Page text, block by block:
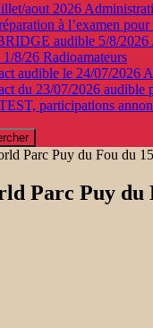
aout 2026
à l’examen pour
audible 5/8/2026
8/26 Radioamateurs
audible le 24/07/2026
du 23/07/2026 audible
participations
Parc Puy du Fou du
Parc Puy du